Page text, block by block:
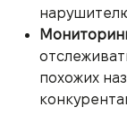
похожих